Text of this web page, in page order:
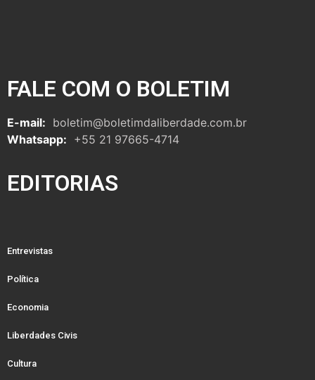
FALE COM O BOLETIM
E-mail: boletim@boletimdaliberdade.com.br
Whatsapp: +55 21 97665-4714
EDITORIAS
Entrevistas
Política
Economia
Liberdades Civis
Cultura